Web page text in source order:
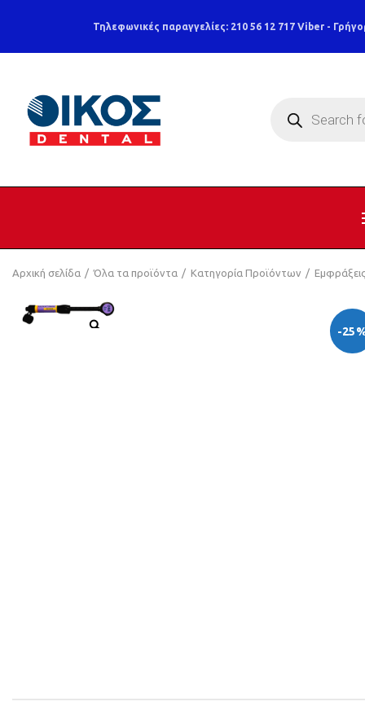
Τηλεφωνικές παραγγελίες: 210 56 12 717 Viber -
search
Αρχική σελίδα Όλα τα προϊόντα Κατηγορία Προϊόντων Εμφράξεις
-